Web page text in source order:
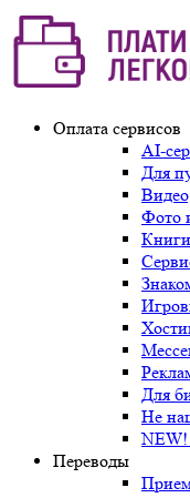
Оплата сервисов
AI-
Для
Фото
Для
Не
NEW!
Переводы